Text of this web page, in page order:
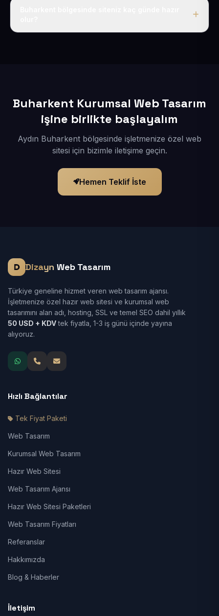
Buharkent Kurumsal Web Tasarım
işine birlikte başlayalım
Aydın Buharkent bölgesinde işletmenize özel web
sitesi için bizimle iletişime geçin.
Hemen Teklif İste
Dizayn Web Tasarım
Türkiye geneline hizmet veren web tasarım ajansı.
İşletmenize özel hazır web sitesi ve kurumsal web
tasarımını alan adı, hosting, SSL ve temel SEO dahil yıllık
50 USD + KDVtek fiyatla, 1-3 iş günü içinde yayına
alıyoruz.
Hızlı Bağlantılar
Tek Fiyat Paketi
Web Tasarım
Kurumsal Web Tasarım
Hazır Web Sitesi
Web Tasarım Ajansı
Hazır Web Sitesi Paketleri
Web Tasarım Fiyatları
Referanslar
Hakkımızda
Blog & Haberler
İletişim